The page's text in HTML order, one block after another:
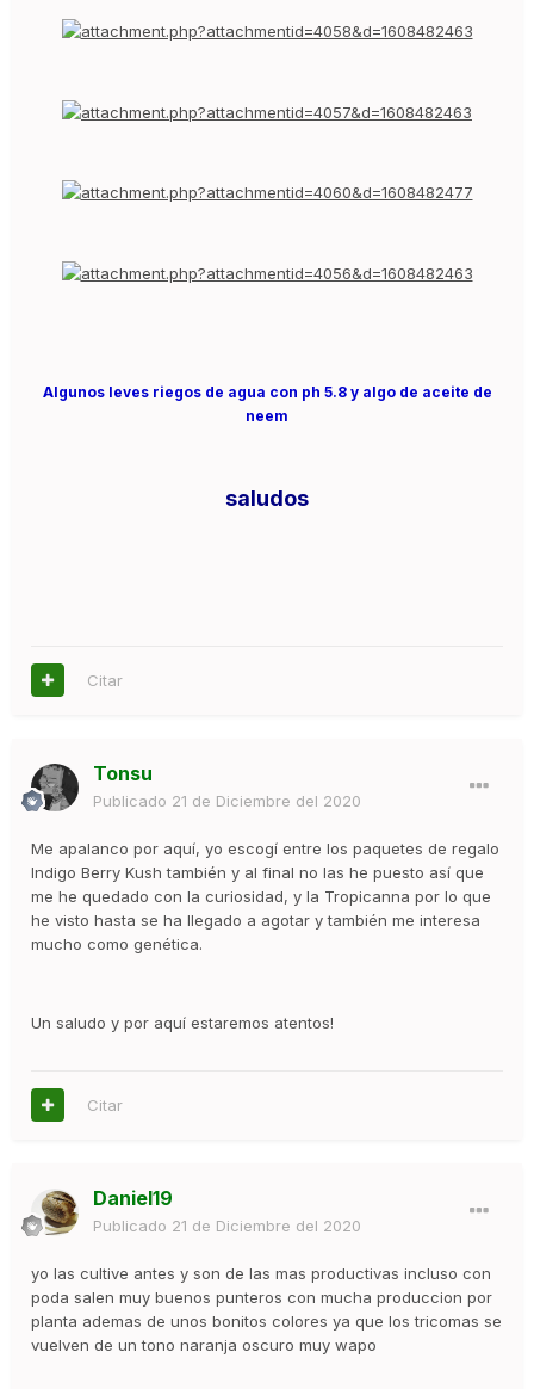
Algunos leves riegos de agua con ph 5.8 y algo de aceite de
neem
saludos
Citar
Tonsu
Publicado 21 de Diciembre del 2020
Me apalanco por aquí, yo escogí entre los paquetes de regalo
Indigo Berry Kush también y al final no las he puesto así que
me he quedado con la curiosidad, y la Tropicanna por lo que
he visto hasta se ha llegado a agotar y también me interesa
mucho como genética.
Un saludo y por aquí estaremos atentos!
Citar
Daniel19
Publicado 21 de Diciembre del 2020
yo las cultive antes y son de las mas productivas incluso con
poda salen muy buenos punteros con mucha produccion por
planta ademas de unos bonitos colores ya que los tricomas se
vuelven de un tono naranja oscuro muy wapo